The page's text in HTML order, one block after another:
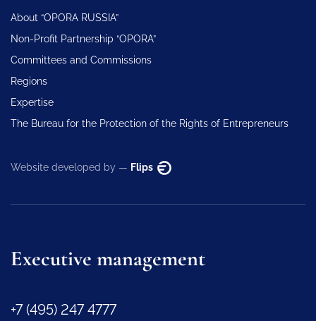
About “OPORA RUSSIA”
Non-Profit Partnership “OPORA”
Committees and Commissions
Regions
Expertise
The Bureau for the Protection of the Rights of Entrepreneurs
Website developed by — Flips
Executive management
+7 (495) 247 4777